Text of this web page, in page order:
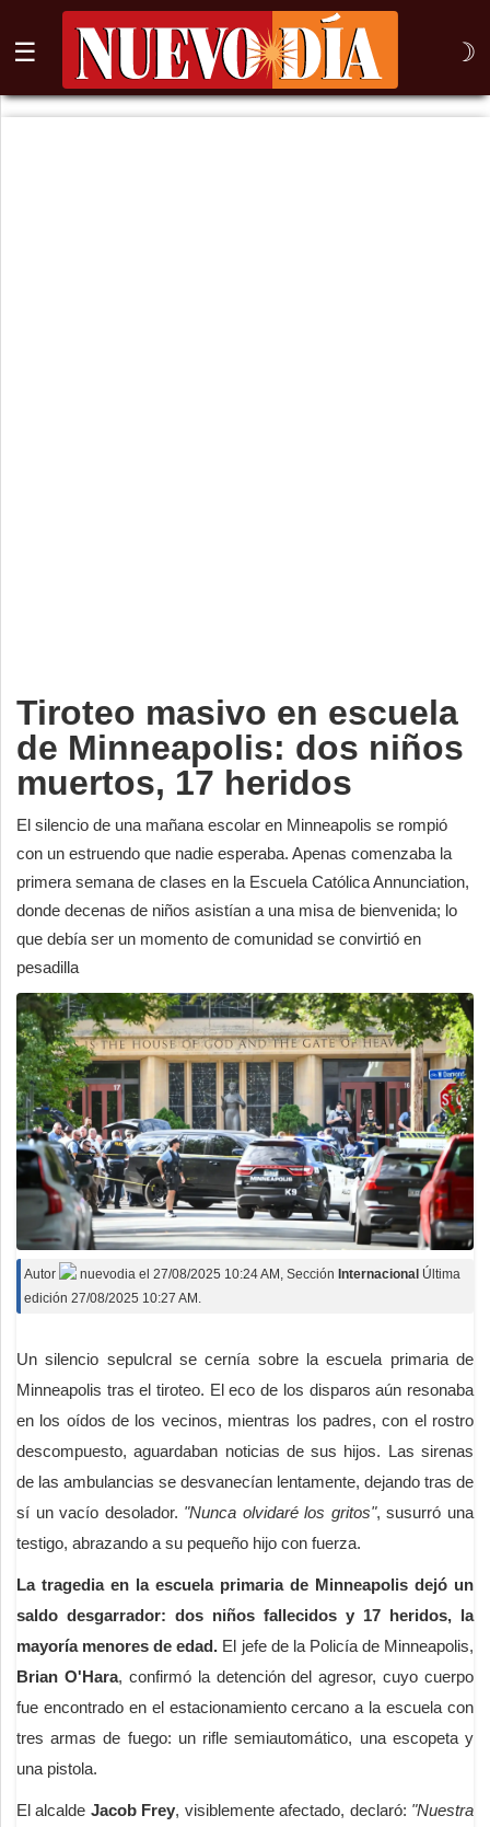
☰ ☽
⌕
Tiroteo masivo en escuela
de Minneapolis: dos niños
muertos, 17 heridos
El silencio de una mañana escolar en Minneapolis se rompió
con un estruendo que nadie esperaba. Apenas comenzaba la
primera semana de clases en la Escuela Católica Annunciation,
donde decenas de niños asistían a una misa de bienvenida; lo
que debía ser un momento de comunidad se convirtió en
pesadilla
Autor nuevodia el 27/08/2025 10:24 AM , Sección Internacional Última
edición 27/08/2025 10:27 AM.
Un silencio sepulcral se cernía sobre la escuela primaria de
Minneapolis tras el tiroteo. El eco de los disparos aún resonaba
en los oídos de los vecinos, mientras los padres, con el rostro
descompuesto, aguardaban noticias de sus hijos. Las sirenas
de las ambulancias se desvanecían lentamente, dejando tras de
sí un vacío desolador. "Nunca olvidaré los gritos", susurró una
testigo, abrazando a su pequeño hijo con fuerza.
La tragedia en la escuela primaria de Minneapolis dejó un
saldo desgarrador: dos niños fallecidos y 17 heridos, la
mayoría menores de edad. El jefe de la Policía de Minneapolis,
Brian O'Hara, confirmó la detención del agresor, cuyo cuerpo
fue encontrado en el estacionamiento cercano a la escuela con
tres armas de fuego: un rifle semiautomático, una escopeta y
una pistola.
El alcalde Jacob Frey, visiblemente afectado, declaró: "Nuestra